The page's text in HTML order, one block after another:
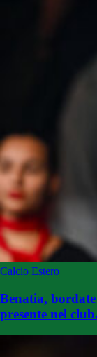
Calcio Estero
Benatia,
presente nel